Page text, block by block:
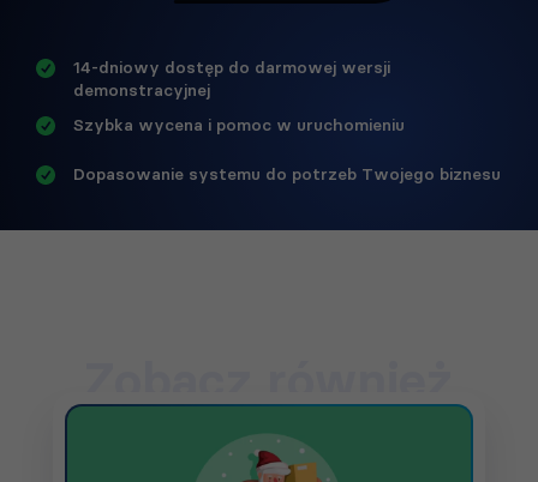
14-dniowy dostęp do darmowej wersji
demonstracyjnej
Szybka wycena i pomoc w uruchomieniu
Dopasowanie systemu do potrzeb Twojego biznesu